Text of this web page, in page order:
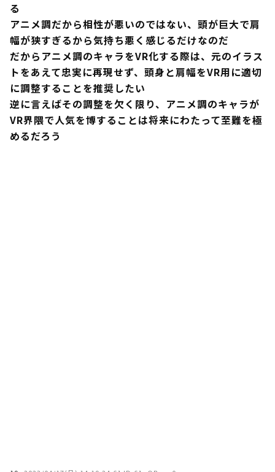
る
アニメ調だから相性が悪いのではない、頭が巨大で肩
幅が狭すぎるから気持ち悪く感じるだけなのだ
だからアニメ調のキャラをVR化する際は、元のイラス
トをあえて忠実に再現せず、頭身と肩幅をVR用に適切
に調整することを推奨したい
逆に言えばその調整を欠く限り、アニメ調のキャラが
VR界隈で人気を博することは将来にわたって至難を極
めるだろう